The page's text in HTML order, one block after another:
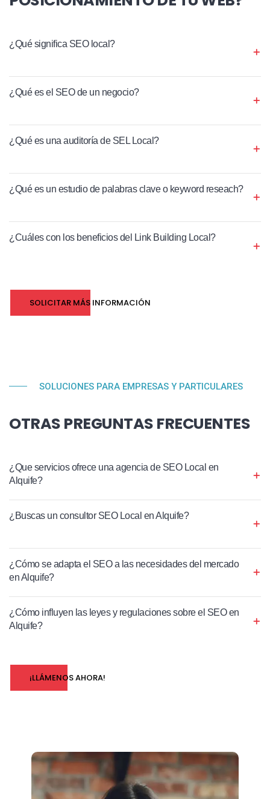
¿Qué significa SEO local?
¿Qué es el SEO de un negocio?
¿Qué es una auditoría de SEL Local?
¿Qué es un estudio de palabras clave o keyword reseach?
¿Cuáles con los beneficios del Link Building Local?
SOLICITAR MÁS INFORMACIÓN
SOLUCIONES PARA EMPRESAS Y PARTICULARES
OTRAS PREGUNTAS FRECUENTES
¿Que servicios ofrece una agencia de SEO Local en
Alquife?
¿Buscas un consultor SEO Local en Alquife?
¿Cómo se adapta el SEO a las necesidades del mercado
en Alquife?
¿Cómo influyen las leyes y regulaciones sobre el SEO en
Alquife?
¡LLÁMENOS AHORA!